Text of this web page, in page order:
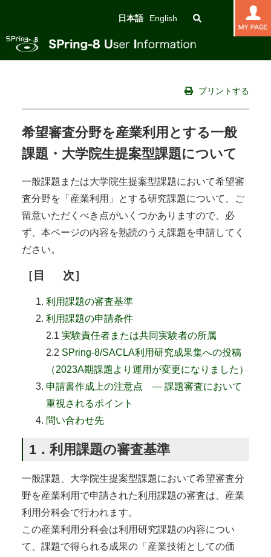
日本語 English
プリントする
希望審査分野を産業利用とする一般
課題・大学院生提案型課題について
一般課題または大学院生提案型課題において希望審
査分野を「産業利用」とする研究課題について、ご
留意いただくべき点がいくつかありますので、必
ず、本ページの内容を熟読のうえ課題を申請してく
ださい。
［ 目 次］
利用課題の審査基準
利用課題の申請条件
2.1 実験責任者または共同実験者の所属
2.2 SPring-8/SACLA利用研究成果集への投稿
（2023A期課題より運用が変更になりました）
申請書作成上の注意点 ― 課題審査において
重視されるポイント
問い合わせ先
1．利用課題の審査基準
一般課題、大学院生提案型課題において希望審査分
野を産業利用で申請された利用課題の審査は、産業
利用分科会で行われます。
この産業利用分科会は利用研究課題の内容につい
て、課題で得られる成果の「産業技術としての価